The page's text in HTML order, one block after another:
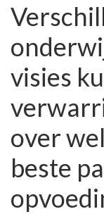
visies
over
beste